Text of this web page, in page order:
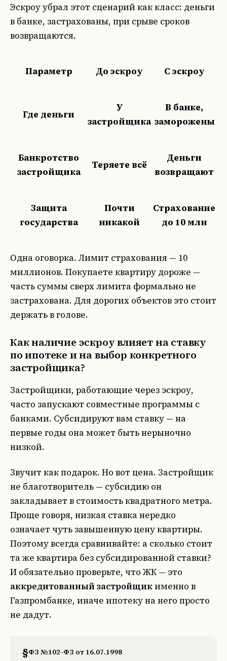
Эскроу убрал этот сценарий как класс: деньги
в банке, застрахованы, при срыве сроков
возвращаются.
Параметр До эскроу С эскроу
Где деньги
У
застройщика
В банке,
заморожены
Банкротство
застройщика
Теряете всё
Деньги
возвращают
Защита
государства
Почти
никакой
Страхование
до 10 млн
Одна оговорка. Лимит страхования — 10
миллионов. Покупаете квартиру дороже —
часть суммы сверх лимита формально не
застрахована. Для дорогих объектов это стоит
держать в голове.
Как наличие эскроу влияет на ставку
по ипотеке и на выбор конкретного
застройщика?
Застройщики, работающие через эскроу,
часто запускают совместные программы с
банками. Субсидируют вам ставку — на
первые годы она может быть нерыночно
низкой.
Звучит как подарок. Но вот цена. Застройщик
не благотворитель — субсидию он
закладывает в стоимость квадратного метра.
Проще говоря, низкая ставка нередко
означает чуть завышенную цену квартиры.
Поэтому всегда сравнивайте: а сколько стоит
та же квартира без субсидированной ставки?
И обязательно проверьте, что ЖК — это
аккредитованный застройщикименно в
Газпромбанке, иначе ипотеку на него просто
не дадут.
§ФЗ №102-ФЗ от 16.07.1998